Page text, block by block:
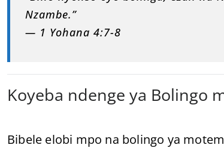
Nzambe.”
— 1 Yohana 4:7-8
Koyeba ndenge ya Bolingo
Bibele elobi mpo na bolingo ya